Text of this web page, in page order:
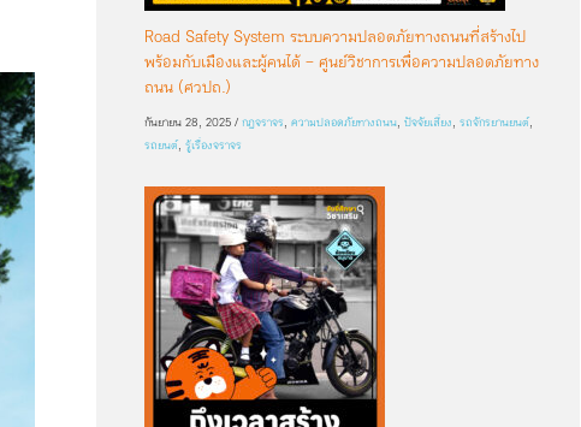
Road Safety System ระบบความปลอดภัยทางถนนที่สร้างไป
พร้อมกับเมืองและผู้คนได้ – ศูนย์วิชาการเพื่อความปลอดภัยทาง
ถนน (ศวปถ.)
กันยายน 28, 2025/ กฎจราจร, ความปลอดภัยทางถนน, ปัจจัยเสี่ยง, รถจักรยานยนต์,
รถยนต์, รู้เรื่องจราจร